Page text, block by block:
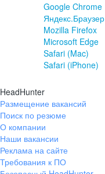
Google Chrome
Яндекс.Браузер
Mozilla Firefox
Microsoft Edge
Safari (Mac)
Safari (iPhone)
HeadHunter
Размещение вакансий
Поиск по резюме
О компании
Наши вакансии
Реклама на сайте
Требования к ПО